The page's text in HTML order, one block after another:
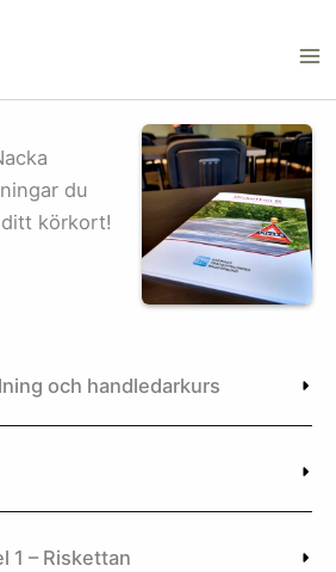
du
körkort!
och handledarkurs
1 – Riskettan